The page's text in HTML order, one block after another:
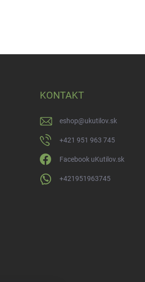
KONTAKT
eshop@ukutilov.sk
+421 951 963 745
Facebook uKutilov.sk
+421951963745